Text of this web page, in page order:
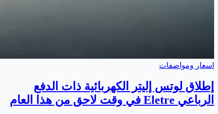
اسعار ومواصفات
إطلاق لوتس إليتر الكهربائية ذات الدفع
الرباعي Eletre في وقت لاحق من هذا العام